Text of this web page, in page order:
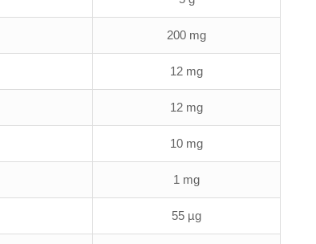
200 mg
12 mg
12 mg
10 mg
1 mg
55 µg